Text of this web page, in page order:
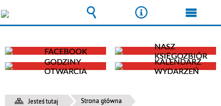
FACEBOOK
NASZ
KSIĘGOZBIÓR
GODZINY
OTWARCIA
KALENDARZ
WYDARZEŃ
Jesteś tutaj Strona główna
Wyszukiwarka
NarzędziaMenu